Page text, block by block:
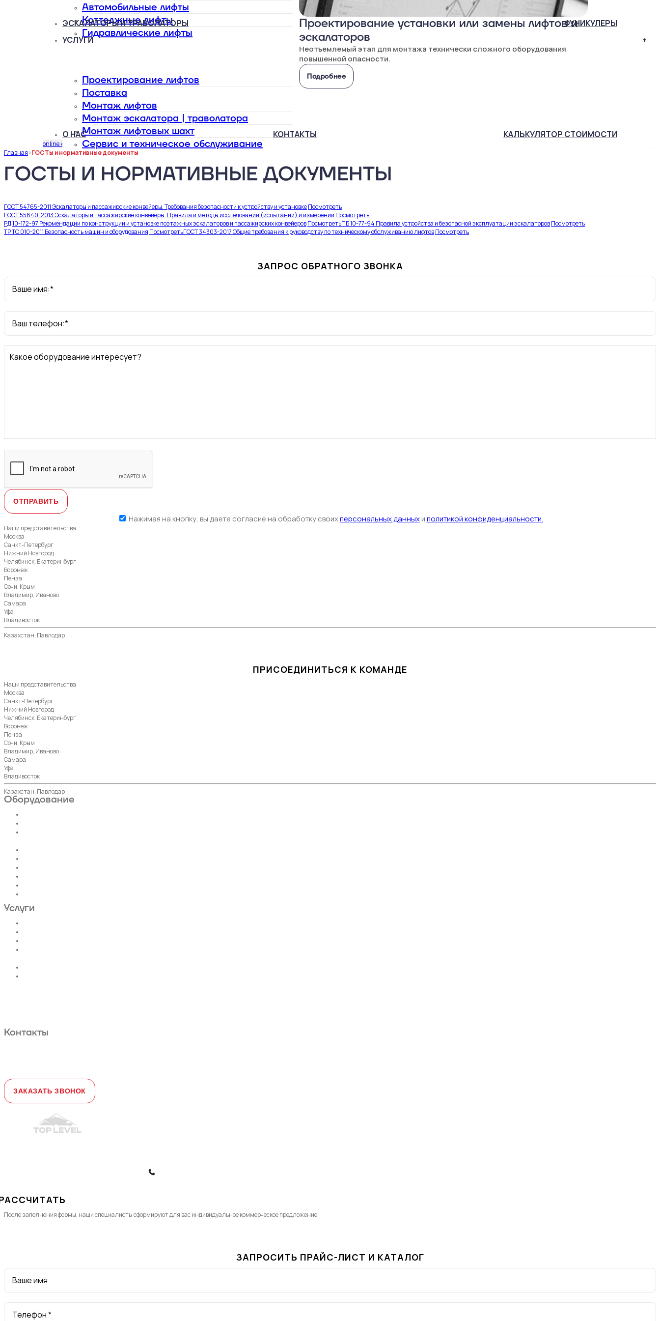
Проектирование установки или замены лифтов и
эскалаторов
Неотъемлемый этап для монтажа технически сложного оборудования
повышенной опасности.
Подробнее
Автомобильные лифты
Коттеджные лифты
Гидравлические лифты
ЭСКАЛАТОРЫ И ТРАВОЛАТОРЫ
ФУНИКУЛЕРЫ
УСЛУГИ
+
Проектирование лифтов
Поставка
Монтаж лифтов
Монтаж эскалатора | траволатора
Монтаж лифтовых шахт
Сервис и техническое обслуживание
О НАС КОНТАКТЫ КАЛЬКУЛЯТОР СТОИМОСТИ
online калькулятор
Главная>ГОСТы и нормативные документы
ГОСТЫ И НОРМАТИВНЫЕ ДОКУМЕНТЫ
ГОСТ 54765-2011 Эскалаторы и пассажирские конвейеры. Требования безопасности к устройству и установкеПосмотреть
ГОСТ 55640-2013 Эскалаторы и пассажирские конвейеры. Правила и методы исследований (испытаний) и измерений Посмотреть
РД 10-172-97 Рекомендации по конструкции и установке поэтажных эскалаторов и пассажирских конвейеровПосмотретьПБ 10-77-94 Правила устройства и безопасной эксплуатации эскалаторовПосмотреть
ТР ТС 010-2011 Безопасность машин и оборудования ПосмотретьГОСТ 34303-2017 Общие требования к руководству по техническому обслуживанию лифтовПосмотреть
ЗАПРОС ОБРАТНОГО ЗВОНКА
Ваше имя:*
Ваш телефон:*
Какое оборудование интересует?
Нажимая на кнопку, вы даете согласие на обработку своихперсональных данныхиполитикой конфиденциальности.
Наши представительства
Москва
Санкт-Петербург
Нижний Новгород
Челябинск, Екатеринбург
Воронеж
Пенза
Сочи, Крым
Владимир, Иваново
Самара
Уфа
Владивосток
Казахстан, Павлодар
ПРИСОЕДИНИТЬСЯ К КОМАНДЕ
Наши представительства
Москва
Санкт-Петербург
Нижний Новгород
Челябинск, Екатеринбург
Воронеж
Пенза
Сочи, Крым
Владимир, Иваново
Самара
Уфа
Владивосток
Казахстан, Павлодар
Оборудование
Услуги
Контакты
ЗАКАЗАТЬ ЗВОНОК
После заполнения формы, наши специалисты cформируют для вас индивидуальное коммерческое предложение.
ЗАПРОСИТЬ ПРАЙС-ЛИСТ И КАТАЛОГ
Ваше имя
Телефон *